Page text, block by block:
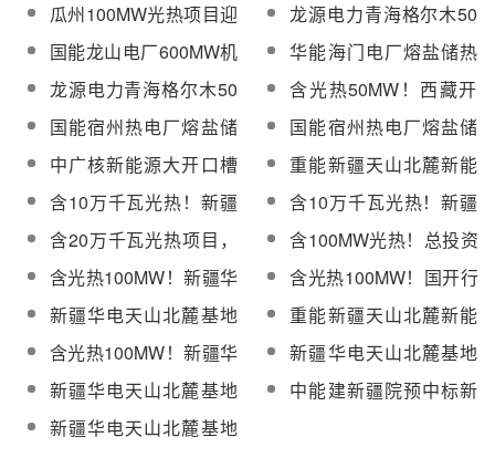
瓜州100MW光热项目迎
来中电建协监理咨询专
委会调研团队
龙源电力青海格尔木50
万千瓦光伏和熔盐储能
项目监理服务招标
国能龙山电厂600MW机
组熔盐储热调峰灵活性
改造工程监理服务中标
候选人公示
华能海门电厂熔盐储热
调频调峰安全供热综合
提升项目工程监理中标
候选人公示
龙源电力青海格尔木50
万千瓦光伏和熔盐储能
项目监理服务中标候选
人公示
含光热50MW！西藏开
投175MW光热光伏一体
化发电项目监理服务招
标
国能宿州热电厂熔盐储
热项目工程监理服务采
购
国能宿州热电厂熔盐储
热项目工程监理服务采
购结果
中广核新能源大开口槽
式集热器研发工程监理
服务采购
重能新疆天山北麓新能
源基地项目社会稳定分
析公众参与信息公示
含10万千瓦光热！新疆
华电天山北麓基地610
万千瓦新能源项目全过
程造价咨询服务招标
含10万千瓦光热！新疆
华电天山北麓基地610
万千瓦新能源项目全过
程造价咨询（第二次）
含20万千瓦光热项目，
“疆电入渝”工程新疆段线
路贯通
含100MW光热！总投资
超290亿！华电天山北
麓基地610万千瓦新能
源项目正积极推进建设
含光热100MW！新疆华
电天山北麓基地610万
千瓦新能源项目招标
含光热100MW！国开行
支持华电天山北麓戈壁
基地610万千瓦新能源
项目
新疆华电天山北麓基地
100MW熔盐塔式光热发
电工程EPC总承包招标
重能新疆天山北麓新能
源基地项目100MW光热
发电工程勘察设计招标
含光热100MW！新疆华
电天山北麓基地610万
千瓦新能源项目招标
新疆华电天山北麓基地
610万千瓦新能源项目
100MW光热发电工程监
新疆华电天山北麓基地
100MW光热发电工程发
电常规岛及吸热塔、定
中能建新疆院预中标新
新疆华电天山北麓基地